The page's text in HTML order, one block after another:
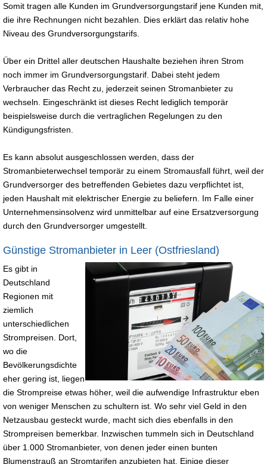
Somit tragen alle Kunden im Grundversorgungstarif jene Kunden mit,
die ihre Rechnungen nicht bezahlen. Dies erklärt das relativ hohe
Niveau des Grundversorgungstarifs.
Über ein Drittel aller deutschen Haushalte beziehen ihren Strom
noch immer im Grundversorgungstarif. Dabei steht jedem
Verbraucher das Recht zu, jederzeit seinen Stromanbieter zu
wechseln. Eingeschränkt ist dieses Recht lediglich temporär
beispielsweise durch die vertraglichen Regelungen zu den
Kündigungsfristen.
Es kann absolut ausgeschlossen werden, dass der
Stromanbieterwechsel temporär zu einem Stromausfall führt, weil der
Grundversorger des betreffenden Gebietes dazu verpflichtet ist,
jeden Haushalt mit elektrischer Energie zu beliefern. Im Falle einer
Unternehmensinsolvenz wird unmittelbar auf eine Ersatzversorgung
durch den Grundversorger umgestellt.
Günstige Stromanbieter in Leer (Ostfriesland)
Es gibt in
Deutschland
Regionen mit
ziemlich
unterschiedlichen
Strompreisen. Dort,
wo die
Bevölkerungsdichte
eher gering ist, liegen
die Strompreise etwas höher, weil die aufwendige Infrastruktur eben
von weniger Menschen zu schultern ist. Wo sehr viel Geld in den
Netzausbau gesteckt wurde, macht sich dies ebenfalls in den
Strompreisen bemerkbar. Inzwischen tummeln sich in Deutschland
über 1.000 Stromanbieter, von denen jeder einen bunten
Blumenstrauß an Stromtarifen anzubieten hat. Einige dieser